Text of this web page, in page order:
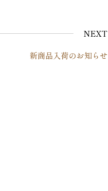
NEXT
新商品入荷のお知らせ